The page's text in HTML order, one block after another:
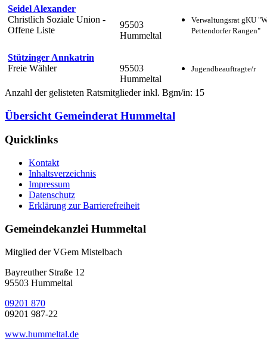
Seidel Alexander
Christlich Soziale Union -
Offene Liste
95503
Hummeltal
Verwaltungsrat gKU
Pettendorfer Rangen"
Stützinger Annkatrin
Freie Wähler
95503
Hummeltal
Jugendbeauftragte/r
Anzahl der gelisteten Ratsmitglieder inkl. Bgm/in: 15
Übersicht Gemeinderat Hummeltal
Quicklinks
Kontakt
Inhaltsverzeichnis
Impressum
Datenschutz
Erklärung zur Barrierefreiheit
Gemeindekanzlei Hummeltal
Mitglied der VGem Mistelbach
Bayreuther Straße 12
95503 Hummeltal
09201 870
09201 987-22
www.hummeltal.de